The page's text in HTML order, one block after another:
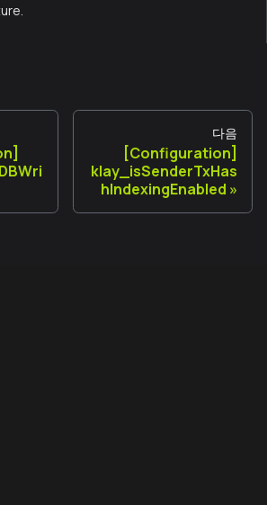
다음
[Configuration]
klay_isSenderTxHas
hIndexingEnabled